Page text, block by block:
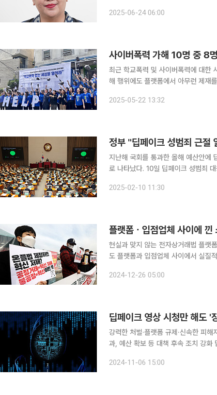
학과 부교수는 ‘기후위기 시대, AI(인
2025-06-24 06:00
최근 학교폭력 및 사이버폭력에 대한
해 행위에도 플랫폼에서 아무런 제재
서울 서초구 재단 본부에서 기자회견
2025-05-22 13:32
정부 "딥페이크 성범죄 근절
지난해 국회를 통과한 올해 예산안에
로 나타났다. 10일 딥페이크 성범죄 대응 범정부 TF에 따르면 불법 허위영상물 모니터링 및 상담 인
2025-02-10 11:30
현실과 맞지 않는 전자상거래법 플랫
도 플랫폼과 입점업체 사이에서 실질적으로 시장을 지탱하는 소비자들의 피해 경험은 날로 늘어가
적이 나온다. 25일 한국소비
2024-12-26 05:00
딥페이크 영상 시청만 해도 '
강력한 처벌·플랫폼 규제·신속한 피
과, 예산 확보 등 대책 후속 조치 강화 딥페이크 성범죄가 심각한 사회 문제로 대두한 가운데, 앞으로
정부는 '소지‧시청 등 처벌' 외에도 위
2024-11-06 15:00